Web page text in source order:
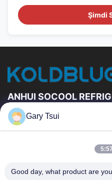
Şimdi
ANHUI SOCOOL
Hızlı Linkler
Fabrika Turu
Gary Tsui
Good day, what product are